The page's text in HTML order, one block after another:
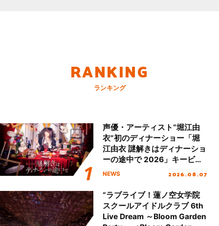
RANKING
ランキング
声優・アーティスト“堀江由
衣”初のディナーショー「堀
江由衣 謎解きはディナーショ
ーの途中で 2026」キービジ
ュアル＆グッズラインナップ
NEWS 2026.08.07
“ラブライブ！蓮ノ空女学院
スクールアイドルクラブ 6th
Live Dream ～Bloom Garden